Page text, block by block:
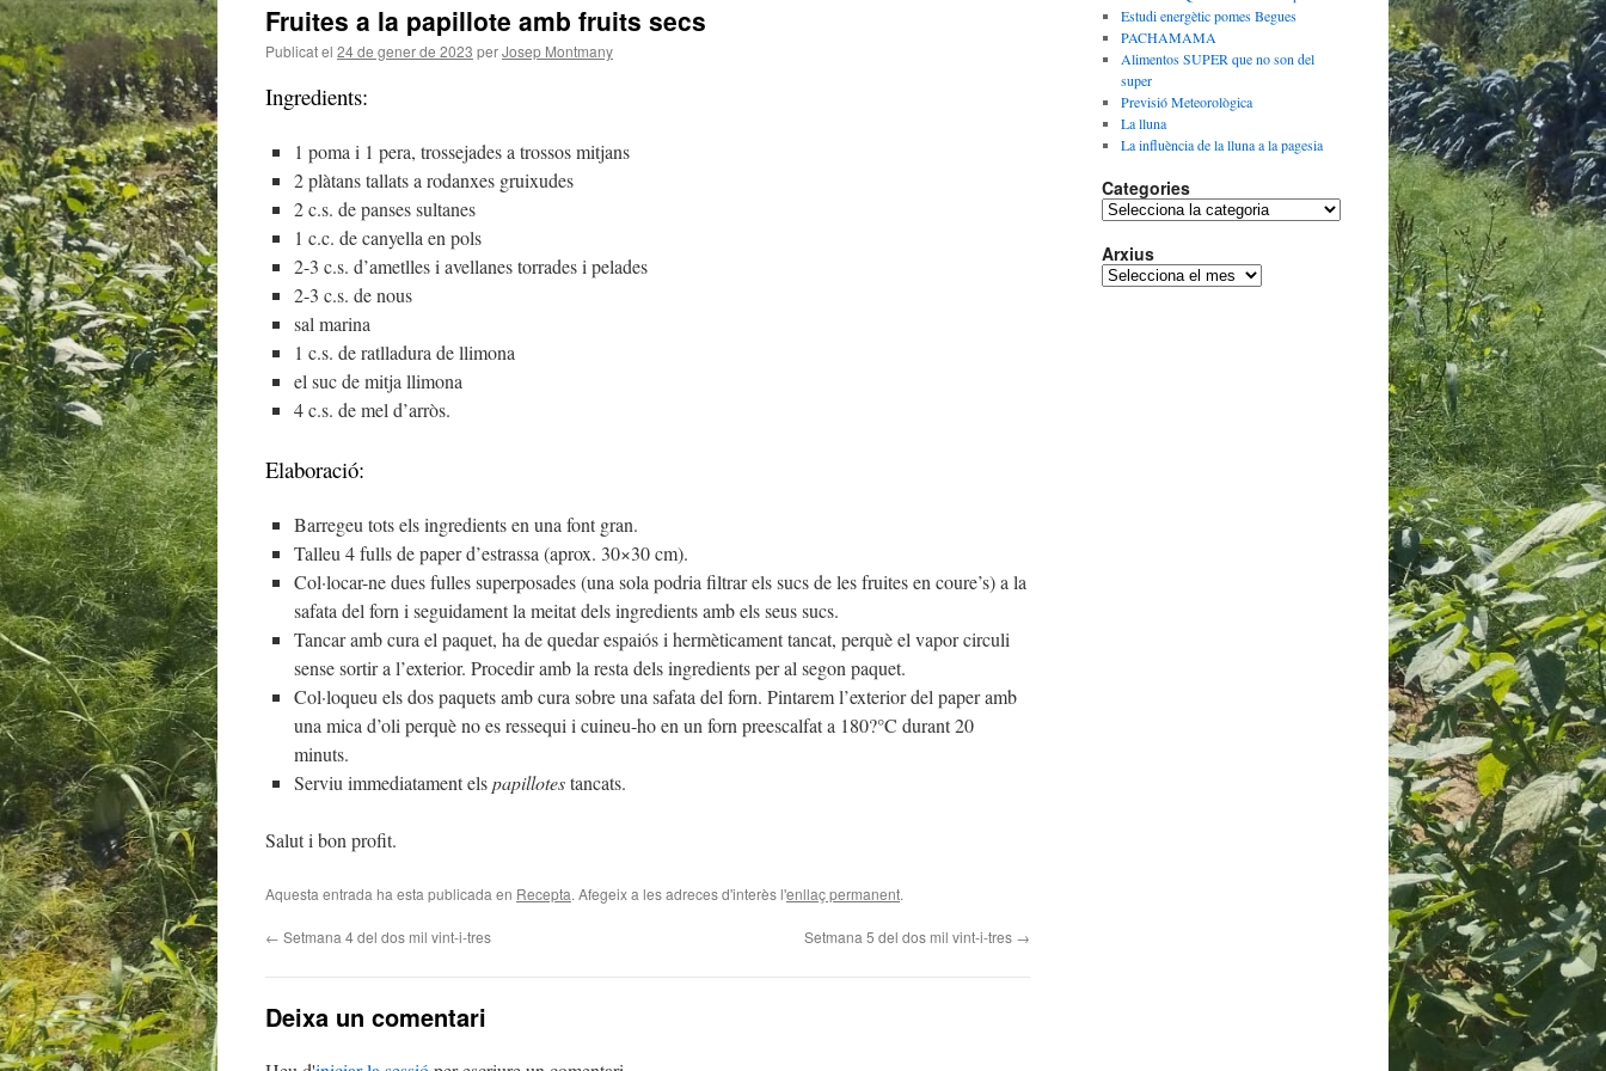
Fruites a la papillote amb fruits secs
Publicat el 24 de gener de 2023 perJosep Montmany
Ingredients:
1 poma i 1 pera, trossejades a trossos mitjans
2 plàtans tallats a rodanxes gruixudes
2 c.s. de panses sultanes
1 c.c. de canyella en pols
2-3 c.s. d’ametlles i avellanes torrades i pelades
2-3 c.s. de nous
sal marina
1 c.s. de ratlladura de llimona
el suc de mitja llimona
4 c.s. de mel d’arròs.
Elaboració:
Barregeu tots els ingredients en una font gran.
Talleu 4 fulls de paper d’estrassa (aprox. 30×30 cm).
Col·locar-ne dues fulles superposades (una sola podria filtrar els sucs de les fruites en coure’s) a la
safata del forn i seguidament la meitat dels ingredients amb els seus sucs.
Tancar amb cura el paquet, ha de quedar espaiós i hermèticament tancat, perquè el vapor circuli
sense sortir a l’exterior. Procedir amb la resta dels ingredients per al segon paquet.
Col·loqueu els dos paquets amb cura sobre una safata del forn. Pintarem l’exterior del paper amb
una mica d’oli perquè no es ressequi i cuineu-ho en un forn preescalfat a 180?°C durant 20
minuts.
Serviu immediatament elspapillotestancats.
Salut i bon profit.
Aquesta entrada ha esta publicada en Recepta. Afegeix a les adreces d'interès l'enllaç permanent.
← Setmana 4 del dos mil vint-i-tres Setmana 5 del dos mil vint-i-tres →
Deixa un comentari
Estudi energètic pomes Begues
PACHAMAMA
Alimentos SUPER que no son del
super
Previsió Meteorològica
La lluna
La influència de la lluna a la pagesia
Categories
Categories
Arxius
Arxius